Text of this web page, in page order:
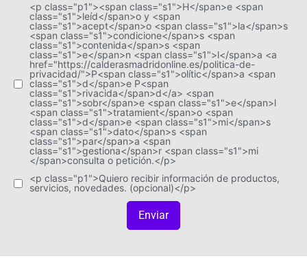
<p class="p1"><span class="s1">H</span>e <span
class="s1">leíd</span>o y <span
class="s1">acept</span>o <span class="s1">la</span>s
<span class="s1">condicione</span>s <span
class="s1">contenida</span>s <span
class="s1">e</span>n <span class="s1">l</span>a <a
href="https://calderasmadridonline.es/politica-de-
privacidad/">P<span class="s1">olític</span>a <span
class="s1">d</span>e P<span
class="s1">rivacida</span>d</a> <span
class="s1">sobr</span>e <span class="s1">e</span>l
<span class="s1">tratamient</span>o <span
class="s1">d</span>e <span class="s1">mi</span>s
<span class="s1">dato</span>s <span
class="s1">par</span>a <span
class="s1">gestiona</span>r <span class="s1">mi
</span>consulta o petición.</p>
<p class="p1">Quiero recibir información de productos,
servicios, novedades. (opcional)</p>
Enviar